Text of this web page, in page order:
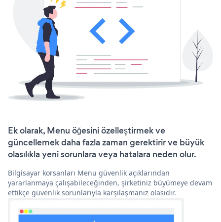
Ek olarak, Menu öğesini özelleştirmek ve
güncellemek daha fazla zaman gerektirir ve büyük
olasılıkla yeni sorunlara veya hatalara neden olur.
Bilgisayar korsanları Menu güvenlik açıklarından
yararlanmaya çalışabileceğinden, şirketiniz büyümeye devam
ettikçe güvenlik sorunlarıyla karşılaşmanız olasıdır.